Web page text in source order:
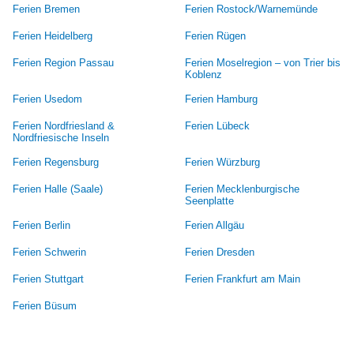
Ferien Bremen Ferien Rostock/Warnemünde
Ferien Heidelberg Ferien Rügen
Ferien Region Passau
Ferien Moselregion – von Trier bis
Koblenz
Ferien Usedom Ferien Hamburg
Ferien Nordfriesland &
Nordfriesische Inseln
Ferien Lübeck
Ferien Regensburg Ferien Würzburg
Ferien Halle (Saale)
Ferien Mecklenburgische
Seenplatte
Ferien Berlin Ferien Allgäu
Ferien Schwerin Ferien Dresden
Ferien Stuttgart Ferien Frankfurt am Main
Ferien Büsum